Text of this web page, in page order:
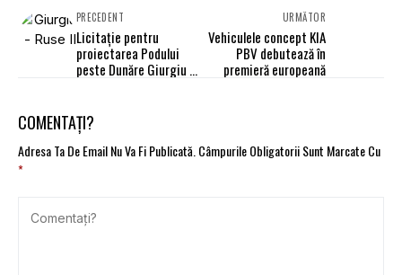
PRECEDENT
Licitație pentru
proiectarea Podului
peste Dunăre Giurgiu -
URMĂTOR
Vehiculele concept KIA
PBV debutează în
premieră europeană
COMENTAȚI?
Adresa Ta De Email Nu Va Fi Publicată.Câmpurile Obligatorii Sunt Marcate Cu
*